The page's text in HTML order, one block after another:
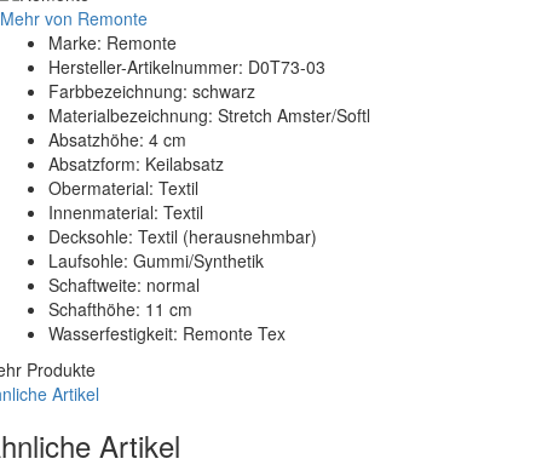
Mehr von Remonte
Marke: Remonte
Hersteller-Artikelnummer: D0T73-03
Farbbezeichnung: schwarz
Materialbezeichnung: Stretch Amster/Softl
Absatzhöhe: 4 cm
Absatzform: Keilabsatz
Obermaterial: Textil
Innenmaterial: Textil
Decksohle: Textil (herausnehmbar)
Laufsohle: Gummi/Synthetik
Schaftweite: normal
Schafthöhe: 11 cm
Wasserfestigkeit: Remonte Tex
Produkte
Artikel
Artikel